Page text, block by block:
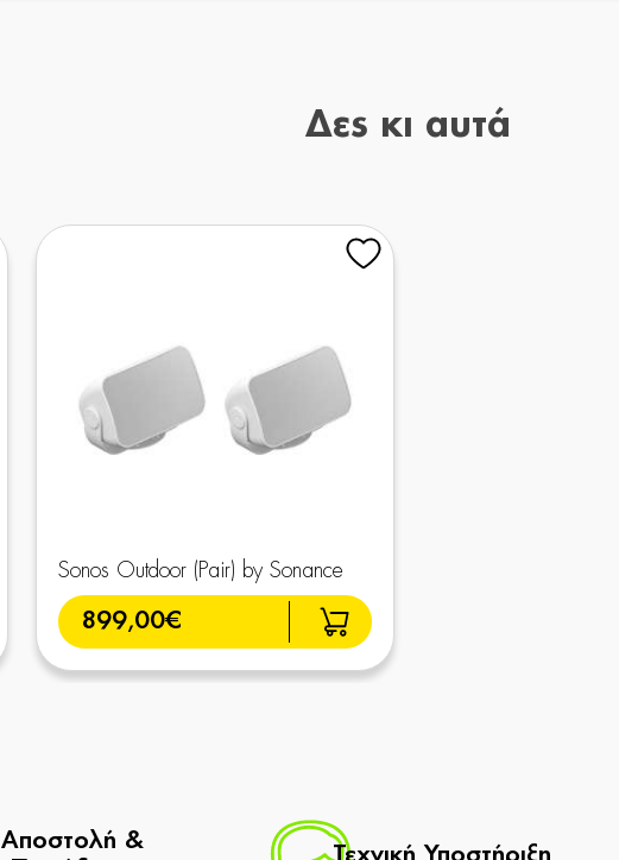
Δες κι αυτά
Sonos Outdoor (Pair) by Sonance
899,00€
Αποστολή &
Τεχνική Υποστήριξη